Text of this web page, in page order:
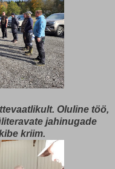
Oluline töö,
jahinugade
kriim.